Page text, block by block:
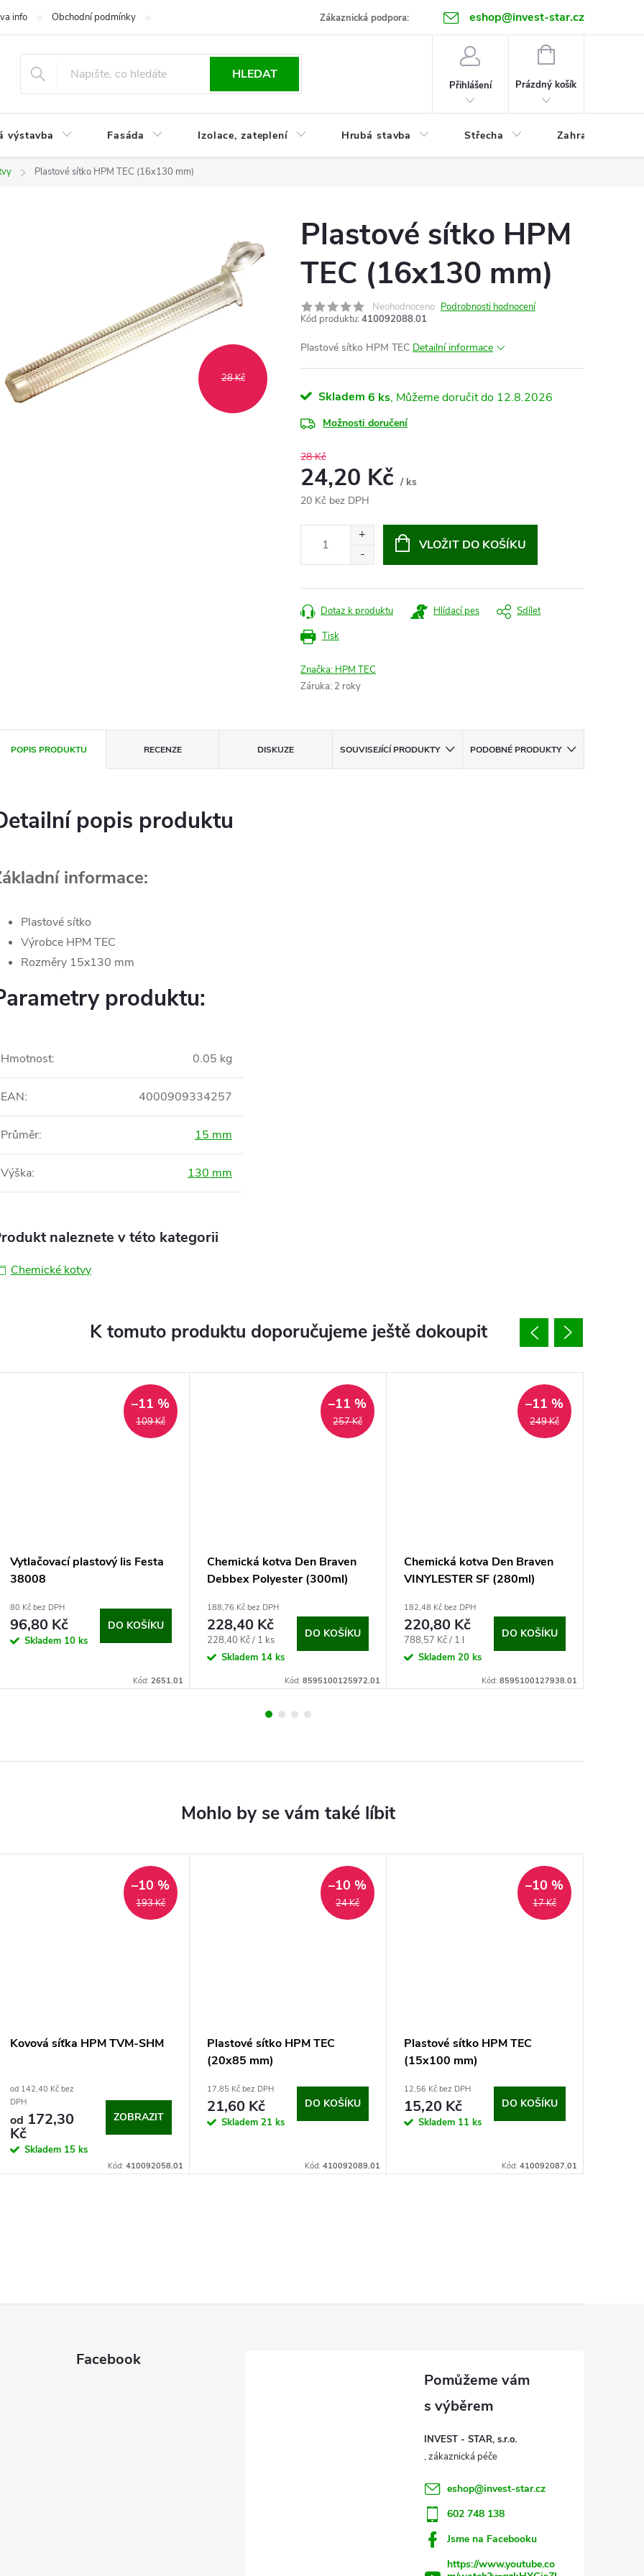
Zákaznická podpora: eshop@invest-star.cz
info Obchodní podmínky Kontakt
HLEDAT
Přihlášení
NÁKUPNÍ
Prázdný košík
výstavba Fasáda Izolace, zateplení Hrubá stavba Střecha Zahrada
Plastové sítko HPM TEC (16x130 mm)
28 Kč
Plastové sítko HPM
TEC (16x130 mm)
Neohodnoceno Podrobnosti hodnocení
Kód produktu: 410092088.01
Plastové sítko HPM TEC Detailní informace
Skladem 6 ks 12.8.2026
Možnosti doručení
28 Kč
24,20 Kč / ks
20 Kč bez DPH
VLOŽIT DO KOŠÍKU
Tisk
Dotaz k produktu Hlídací pes Sdílet
Značka: HPM TEC
Záruka: 2 roky
POPIS PRODUKTU RECENZE DISKUZE SOUVISEJÍCÍ PRODUKTY PODOBNÉ PRODUKTY
popis produktu
informace:
Plastové sítko
Výrobce HPM TEC
Rozměry 15x130 mm
produktu:
Hmotnost: 0.05 kg
EAN: 4000909334257
Průměr: 15 mm
Výška: 130 mm
naleznete v této kategorii
Chemické kotvy
K tomuto produktu doporučujeme ještě dokoupit
109 Kč
–11 %
Vytlačovací plastový lis Festa
38008
80 Kč bez DPH
96,80 Kč
Skladem 10 ks
DO KOŠÍKU
Kód: 2651.01
257 Kč
–11 %
Chemická kotva Den Braven
Debbex Polyester (300ml)
188,76 Kč bez DPH
228,40 Kč
Měrná
cena:
228,40 Kč / 1 ks
Skladem 14 ks
DO KOŠÍKU
Kód: 8595100125972.01
249 Kč
–11 %
Chemická kotva Den Braven
VINYLESTER SF (280ml)
182,48 Kč bez DPH
220,80 Kč
Měrná
cena:
788,57 Kč / 1 l
Skladem 20 ks
DO KOŠÍKU
Kód: 8595100127938.01
193 Kč
–10 %
Kovová síťka HPM TVM-SHM
od 142,40 Kč bez
DPH
od 172,30
Kč
Skladem 15 ks
ZOBRAZIT
Kód: 410092058.01
24 Kč
–10 %
Plastové sítko HPM TEC
(20x85 mm)
17,85 Kč bez DPH
21,60 Kč
Skladem 21 ks
DO KOŠÍKU
Kód: 410092089.01
17 Kč
–10 %
Plastové sítko HPM TEC
(15x100 mm)
12,56 Kč bez DPH
15,20 Kč
Skladem 11 ks
DO KOŠÍKU
Kód: 410092087.01
Facebook
INVEST - STAR, s.r.o.
eshop@invest-star.cz
602 748 138
Jsme na Facebooku
https://www.youtube.co